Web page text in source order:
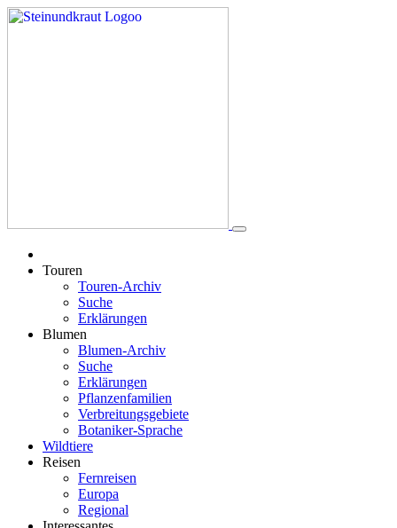
Touren
Touren-Archiv
Suche
Erklärungen
Blumen
Blumen-Archiv
Suche
Erklärungen
Pflanzenfamilien
Verbreitungsgebiete
Botaniker-Sprache
Wildtiere
Reisen
Fernreisen
Europa
Regional